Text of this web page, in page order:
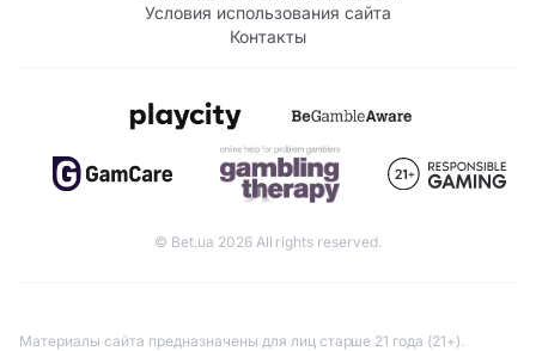
Условия использования сайта
Контакты
© Bet.ua 2026 All rights reserved.
Материалы сайта предназначены для лиц старше 21 года (21+).